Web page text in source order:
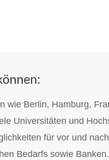
Berlin, Hamburg,
Universitäten und
für vor und
Bedarfs sowie Banken.